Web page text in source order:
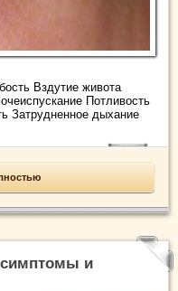
Вздутие живота
Потливость
Затрудненное дыхание
симптомы и